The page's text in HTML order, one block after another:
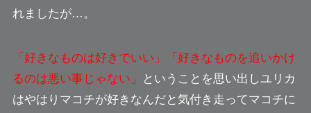
れましたが…。
「好きなものは好きでいい」「好きなものを追いかけ
るのは悪い事じゃない」
ということを思い出しユリカ
はやはりマコチが好きなんだと気付き走ってマコチに